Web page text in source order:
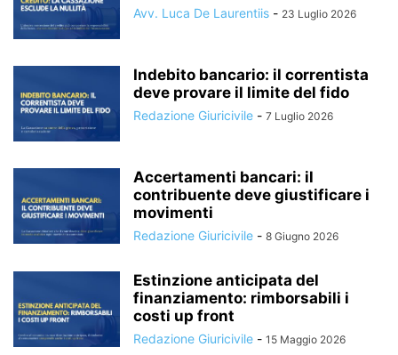
Avv. Luca De Laurentiis - 23 Luglio 2026
Indebito bancario: il correntista
deve provare il limite del fido
Redazione Giuricivile - 7 Luglio 2026
Accertamenti bancari: il
contribuente deve giustificare i
movimenti
Redazione Giuricivile - 8 Giugno 2026
Estinzione anticipata del
finanziamento: rimborsabili i
costi up front
Redazione Giuricivile - 15 Maggio 2026